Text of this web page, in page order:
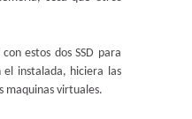
estos dos SSD para
instalada, hiciera las
maquinas virtuales.